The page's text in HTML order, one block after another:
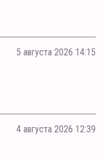
5 августа 2026 14:15
4 августа 2026 12:39